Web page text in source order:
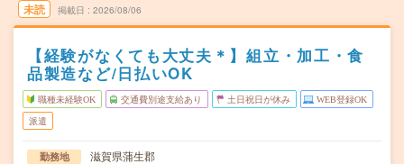
未読 掲載日 2026/08/06
【経験がなくても大丈夫＊】組立・加工・食
品製造など/日払いOK
職種未経験OK 交通費別途支給あり 土日祝日が休み WEB登録OK
派遣
勤務地 滋賀県蒲生郡